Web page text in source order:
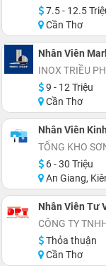
7.5 - 12.5
Cần Thơ
Nhân Viên
INOX TRIỀU
9 - 12 Triệu
Cần Thơ
Nhân Viên
TỔNG KHO
6 - 30 Triệu
An Giang, Kiên Giang, Hậu
Nhân Viên Tư
CÔNG TY
Thỏa thuận
Cần Thơ